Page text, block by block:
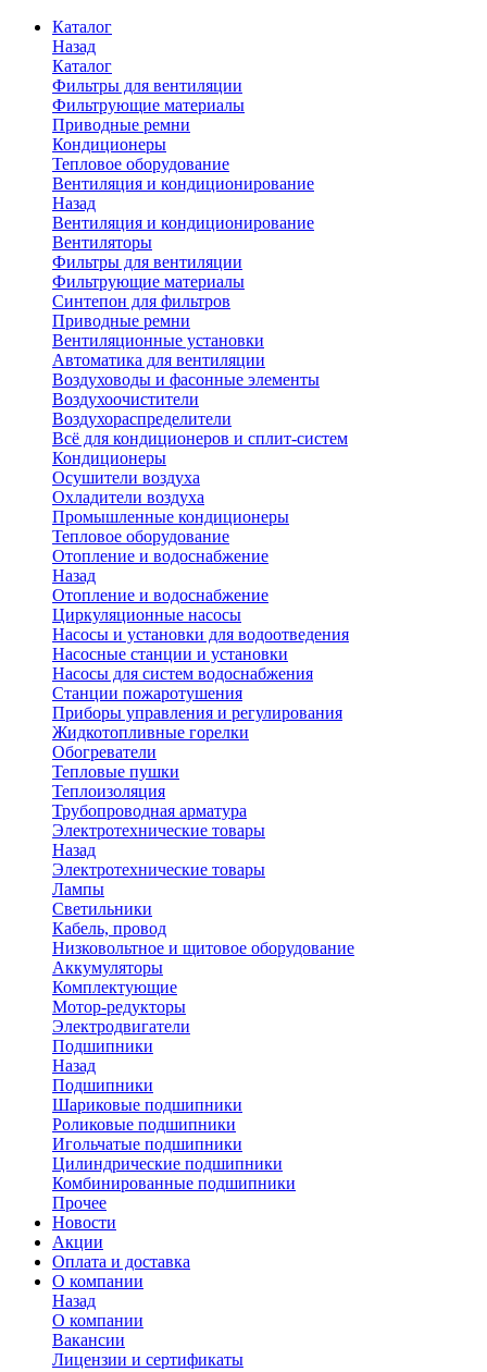
Каталог
Назад
Каталог
Фильтры для вентиляции
Фильтрующие материалы
Приводные ремни
Кондиционеры
Тепловое оборудование
Вентиляция и кондиционирование
Назад
Вентиляция и кондиционирование
Вентиляторы
Фильтры для вентиляции
Фильтрующие материалы
Синтепон для фильтров
Приводные ремни
Вентиляционные установки
Автоматика для вентиляции
Воздуховоды и фасонные элементы
Воздухоочистители
Воздухораспределители
Всё для кондиционеров и сплит-систем
Кондиционеры
Осушители воздуха
Охладители воздуха
Промышленные кондиционеры
Тепловое оборудование
Отопление и водоснабжение
Назад
Отопление и водоснабжение
Циркуляционные насосы
Насосы и установки для водоотведения
Насосные станции и установки
Насосы для систем водоснабжения
Станции пожаротушения
Приборы управления и регулирования
Жидкотопливные горелки
Обогреватели
Тепловые пушки
Теплоизоляция
Трубопроводная арматура
Электротехнические товары
Назад
Электротехнические товары
Лампы
Светильники
Кабель, провод
Низковольтное и щитовое оборудование
Аккумуляторы
Комплектующие
Мотор-редукторы
Электродвигатели
Подшипники
Назад
Подшипники
Шариковые подшипники
Роликовые подшипники
Игольчатые подшипники
Цилиндрические подшипники
Комбинированные подшипники
Прочее
Новости
Акции
Оплата и доставка
О компании
Назад
О компании
Вакансии
Лицензии и сертификаты